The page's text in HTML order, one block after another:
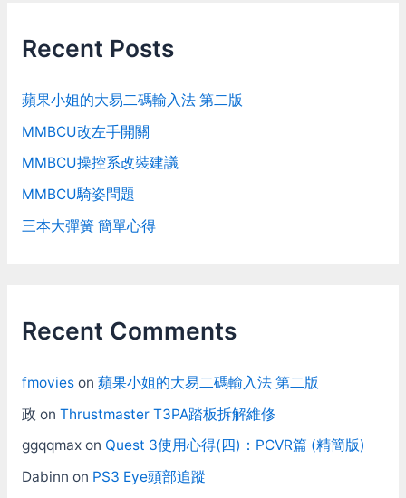
Recent Posts
蘋果小姐的大易二碼輸入法 第二版
MMBCU改左手開關
MMBCU操控系改裝建議
MMBCU騎姿問題
三本大彈簧 簡單心得
Recent Comments
fmovieson 蘋果小姐的大易二碼輸入法 第二版
政 on Thrustmaster T3PA踏板拆解維修
ggqqmaxon Quest 3使用心得(四)：PCVR篇 (精簡版)
Dabinn on PS3 Eye頭部追蹤